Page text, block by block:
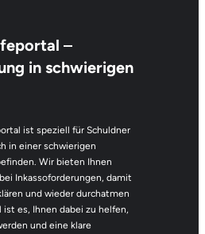
–
in schwierigen
ist speziell für Schuldner
in einer schwierigen
Wir bieten Ihnen
Inkassoforderungen, damit
und wieder durchatmen
ist es, Ihnen dabei zu helfen,
und eine klare